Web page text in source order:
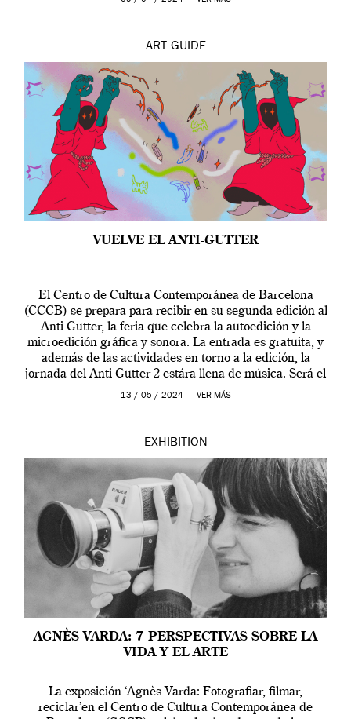
ART GUIDE
VUELVE EL ANTI-GUTTER
El Centro de Cultura Contemporánea de Barcelona
(CCCB) se prepara para recibir en su segunda edición al
Anti-Gutter, la feria que celebra la autoedición y la
microedición gráfica y sonora. La entrada es gratuita, y
además de las actividades en torno a la edición, la
jornada del Anti-Gutter 2 estára llena de música. Será el
[…]
13 / 05 / 2024 — VER MÁS
EXHIBITION
AGNÈS VARDA: 7 PERSPECTIVAS SOBRE LA
VIDA Y EL ARTE
La exposición ‘Agnès Varda: Fotografiar, filmar,
reciclar’en el Centro de Cultura Contemporánea de